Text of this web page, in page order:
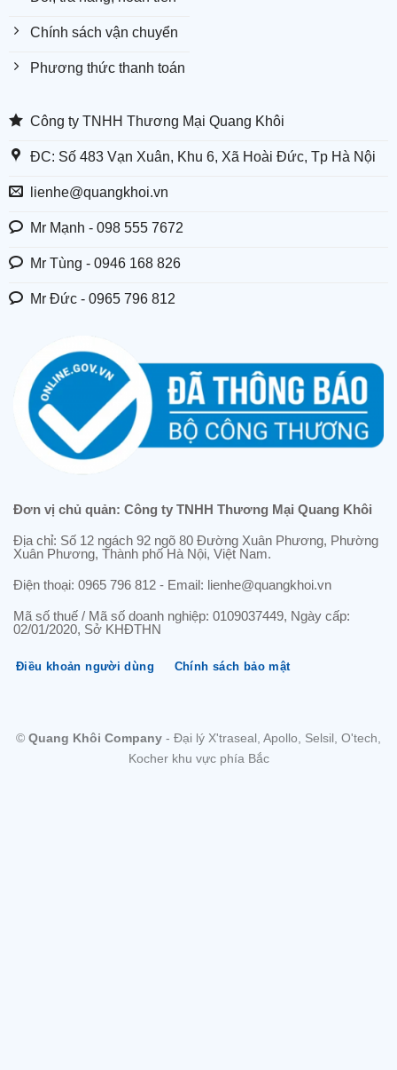
Chính sách vận chuyển
Phương thức thanh toán
Công ty TNHH Thương Mại Quang Khôi
ĐC: Số 483 Vạn Xuân, Khu 6, Xã Hoài Đức, Tp Hà Nội
lienhe@quangkhoi.vn
Mr Mạnh - 098 555 7672
Mr Tùng - 0946 168 826
Mr Đức - 0965 796 812
Đơn vị chủ quản: Công ty TNHH Thương Mại Quang Khôi
Địa chỉ: Số 12 ngách 92 ngõ 80 Đường Xuân Phương, Phường
Xuân Phương, Thành phố Hà Nội, Việt Nam.
Điện thoại: 0965 796 812 - Email: lienhe@quangkhoi.vn
Mã số thuế / Mã số doanh nghiệp: 0109037449, Ngày cấp:
02/01/2020, Sở KHĐTHN
Điều khoản người dùng Chính sách bảo mật
© Quang Khôi Company - Đại lý X'traseal, Apollo, Selsil, O'tech,
Kocher khu vực phía Bắc